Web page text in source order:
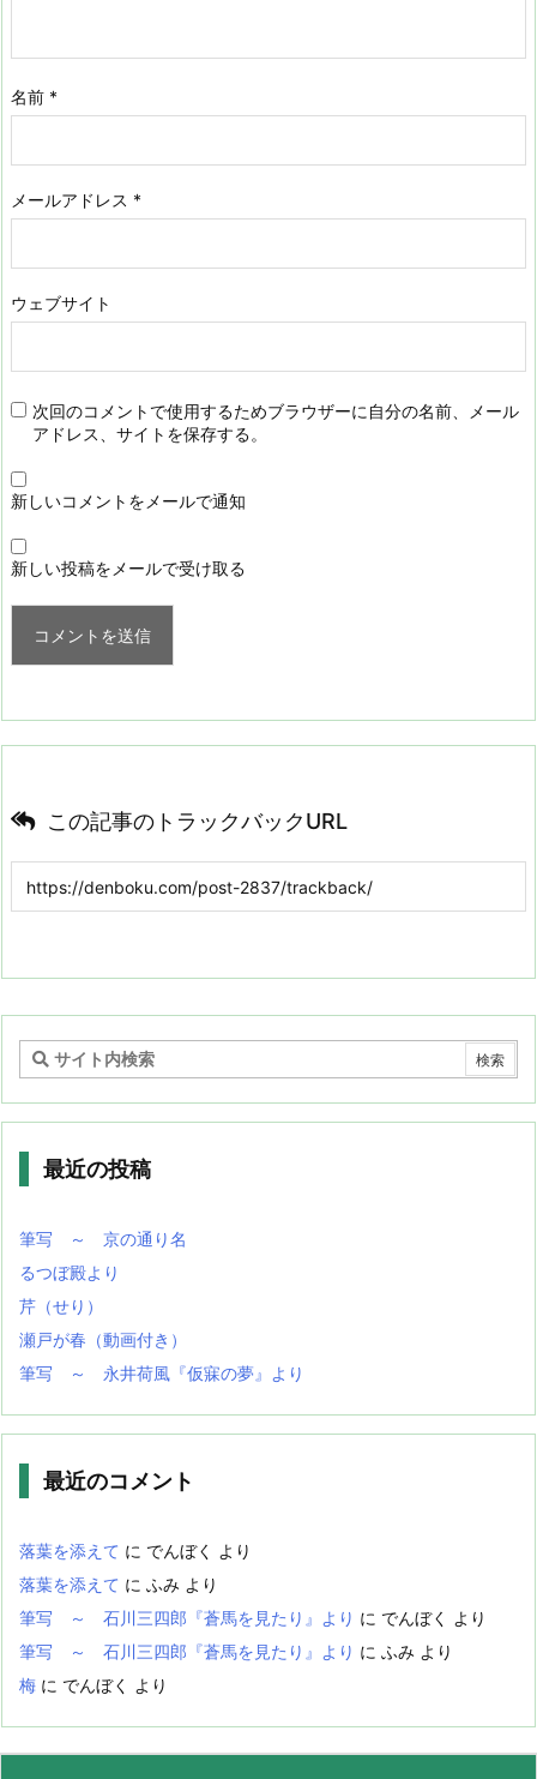
名前 *
メールアドレス *
ウェブサイト
次回のコメントで使用するためブラウザーに自分の名前、メール
アドレス、サイトを保存する。
新しいコメントをメールで通知
新しい投稿をメールで受け取る
この記事のトラックバックURL
最近の投稿
筆写 ～ 京の通り名
るつぼ殿より
芹（せり）
瀬戸が春（動画付き）
筆写 ～ 永井荷風『仮寐の夢』より
最近のコメント
落葉を添えて に でんぼく
より
落葉を添えて に ふみ より
筆写 ～ 石川三四郎『蒼馬を見たり』より に でんぼく
より
筆写 ～ 石川三四郎『蒼馬を見たり』より に ふみ より
梅 に でんぼく より